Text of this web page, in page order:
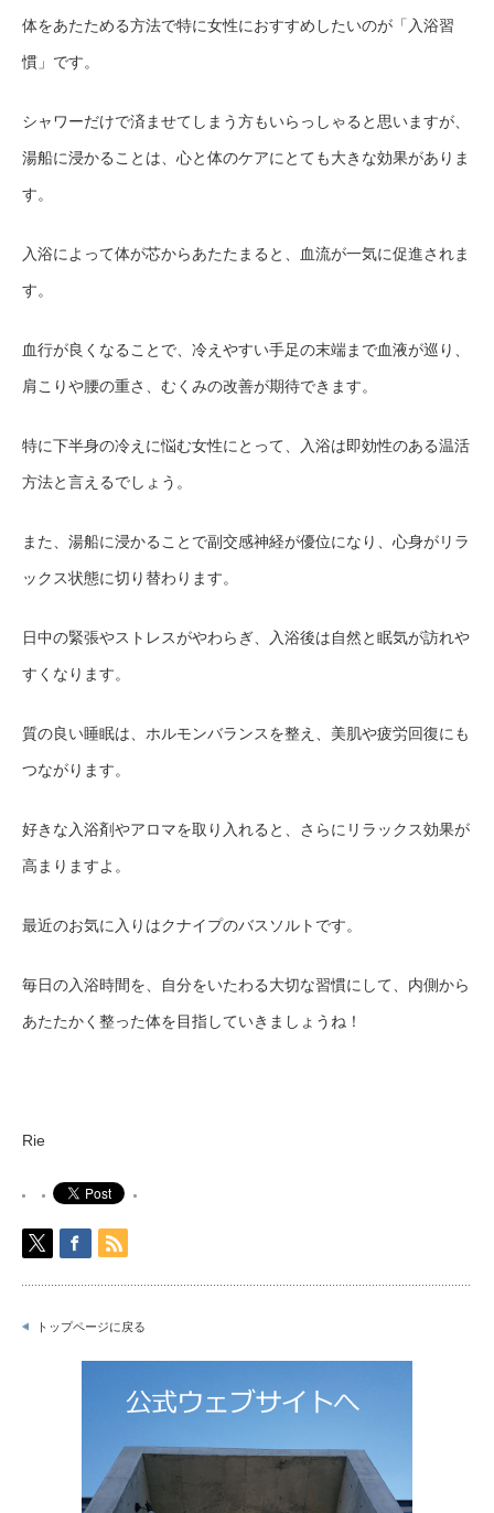
体をあたためる方法で特に女性におすすめしたいのが「入浴習
慣」です。
シャワーだけで済ませてしまう方もいらっしゃると思いますが、
湯船に浸かることは、心と体のケアにとても大きな効果がありま
す。
入浴によって体が芯からあたたまると、血流が一気に促進されま
す。
血行が良くなることで、冷えやすい手足の末端まで血液が巡り、
肩こりや腰の重さ、むくみの改善が期待できます。
特に下半身の冷えに悩む女性にとって、入浴は即効性のある温活
方法と言えるでしょう。
また、湯船に浸かることで副交感神経が優位になり、心身がリラ
ックス状態に切り替わります。
日中の緊張やストレスがやわらぎ、入浴後は自然と眠気が訪れや
すくなります。
質の良い睡眠は、ホルモンバランスを整え、美肌や疲労回復にも
つながります。
好きな入浴剤やアロマを取り入れると、さらにリラックス効果が
高まりますよ。
最近のお気に入りはクナイプのバスソルトです。
毎日の入浴時間を、自分をいたわる大切な習慣にして、内側から
あたたかく整った体を目指していきましょうね！
Rie
トップページに戻る